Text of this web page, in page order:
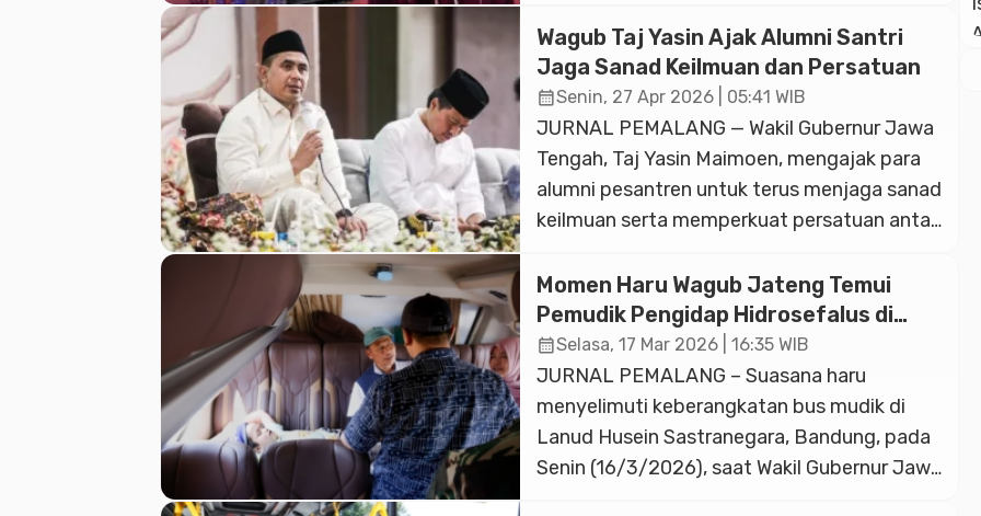
terbukti menuai banyak manfaat. Salah
satunya dirasakan orang tua santri yang
mengaku kaget saat anaknya memiliki uang
saku tambahan. Orang tua santri asal Papua
tersebut suatu ketika khusus […]
Wagub Taj Yasin Ajak Alumni Santri
Jaga Sanad Keilmuan dan Persatuan
calendar_monthSenin, 27 Apr 2026 | 05:41 WIB
JURNAL PEMALANG — Wakil Gubernur Jawa
Tengah, Taj Yasin Maimoen, mengajak para
alumni pesantren untuk terus menjaga sanad
keilmuan serta memperkuat persatuan antar
nilai-nilai pesantren di tengah perkembangan
zaman. Menurutnya, tradisi pesantren
memiliki kekuatan pada kesinambungan ilmu
yang tersambung dari para kiai hingga
Rasulullah. “Kadang para santri kurang […]
Momen Haru Wagub Jateng Temui
Pemudik Pengidap Hidrosefalus di
Bandung
calendar_monthSelasa, 17 Mar 2026 | 16:35 WIB
JURNAL PEMALANG – Suasana haru
menyelimuti keberangkatan bus mudik di
Lanud Husein Sastranegara, Bandung, pada
Senin (16/3/2026), saat Wakil Gubernur Jawa